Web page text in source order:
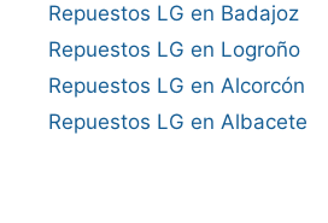
Repuestos LG en Badajoz
Repuestos LG en Logroño
Repuestos LG en Alcorcón
Repuestos LG en Albacete